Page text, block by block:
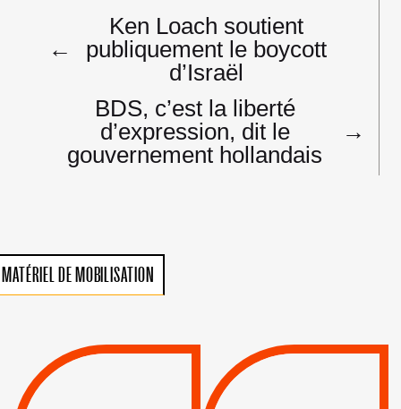
Navigation
l’article
←
Ken Loach soutient
publiquement le boycott
d’Israël
BDS, c’est la liberté
d’expression, dit le
gouvernement hollandais
→
MATÉRIEL DE MOBILISATION
VIOLATIONS DES